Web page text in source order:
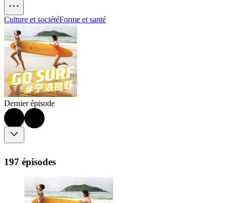
Culture et sociétéForme et santé
Dernier épisode
197 épisodes